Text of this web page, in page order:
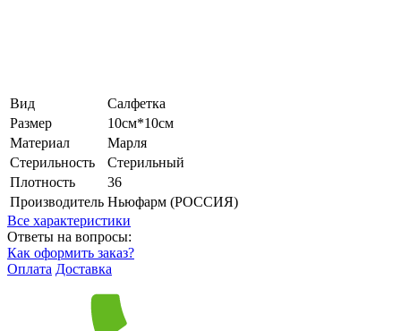
Вид
Салфетка
Размер
10см*10см
Материал
Марля
Стерильность
Стерильный
Плотность
36
Производитель Ньюфарм (РОССИЯ)
Все характеристики
Ответы на вопросы:
Как оформить заказ?
Оплата Доставка